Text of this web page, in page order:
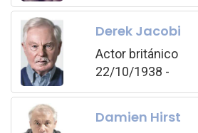
Derek Jacobi
Actor británico
22/10/1938 -
Damien Hirst